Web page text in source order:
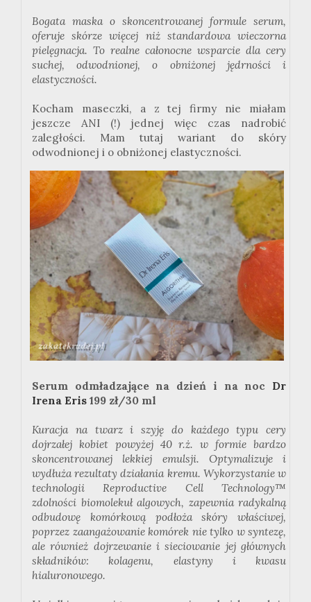
Bogata maska o skoncentrowanej formule serum,
oferuje skórze więcej niż standardowa wieczorna
pielęgnacja. To realne całonocne wsparcie dla cery
suchej, odwodnionej, o obniżonej jędrności i
elastyczności.
Kocham maseczki, a z tej firmy nie miałam
jeszcze ANI (!) jednej więc czas nadrobić
zaległości. Mam tutaj wariant do skóry
odwodnionej i o obniżonej elastyczności.
Serum odmładzające na dzień i na noc Dr
Irena Eris 199 zł/30 ml
Kuracja na twarz i szyję do każdego typu cery
dojrzałej kobiet powyżej 40 r.ż. w formie bardzo
skoncentrowanej lekkiej emulsji. Optymalizuje i
wydłuża rezultaty działania kremu. Wykorzystanie w
technologii Reproductive Cell Technology™
zdolności biomolekuł algowych, zapewnia radykalną
odbudowę komórkową podłoża skóry właściwej,
poprzez zaangażowanie komórek nie tylko w syntezę,
ale również dojrzewanie i sieciowanie jej głównych
składników: kolagenu, elastyny i kwasu
hialuronowego.